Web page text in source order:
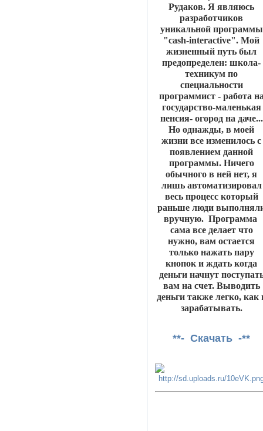
Рудаков. Я являюсь
разработчиков
уникальной программы
"cash-interactive". Мой
жизненный путь был
предопределен: школа-
техникум по
специальности
программист - работа
государство-маленькая
пенсия- огород на даче...
Но однажды, в моей
жизни все изменилось с
появлением данной
программы. Ничего
обычного в ней нет, я
лишь автоматизировал
весь процесс который
раньше люди
вручную. Программа
сама все делает что
нужно, вам остается
только нажать пару
кнопок и ждать когда
деньги начнут
вам на счет. Выводить
деньги также легко, как
зарабатывать.
**- Скачать -**